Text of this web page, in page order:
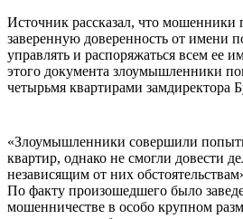
Источник рассказал, что мошенники
заверенную доверенность от имени
управлять и распоряжаться всем ее
этого документа злоумышленники
четырьмя квартирами замдиректора
«Злоумышленники совершили
квартир, однако не смогли довести
независящим от них
По факту произошедшего было
мошенничестве в особо крупном